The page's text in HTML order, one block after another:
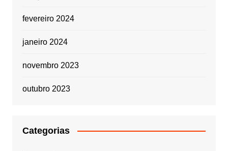
fevereiro 2024
janeiro 2024
novembro 2023
outubro 2023
Categorias